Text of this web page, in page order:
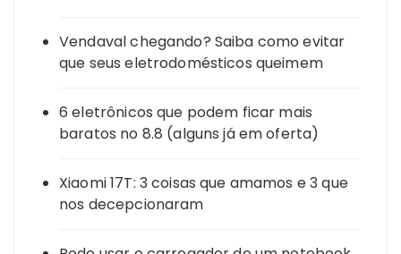
Vendaval chegando? Saiba como evitar
que seus eletrodomésticos queimem
6 eletrônicos que podem ficar mais
baratos no 8.8 (alguns já em oferta)
Xiaomi 17T: 3 coisas que amamos e 3 que
nos decepcionaram